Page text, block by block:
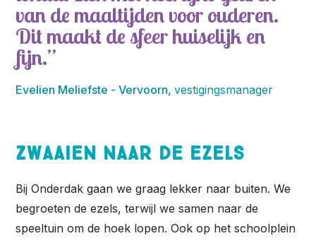
van de maaltijden voor ouderen.
Dit maakt de sfeer huiselijk en
fijn.
Evelien Meliefste - Vervoorn,vestigingsmanager
Zwaaien naar de ezels
Bij Onderdak gaan we graag lekker naar buiten. We
begroeten de ezels, terwijl we samen naar de
speeltuin om de hoek lopen. Ook op het schoolplein